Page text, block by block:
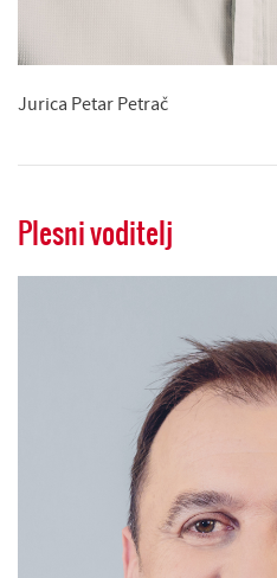
Jurica Petar Petrač
Plesni voditelj